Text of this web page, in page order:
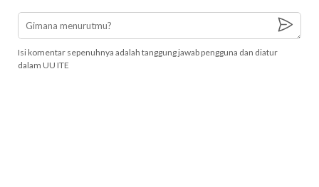
Isi komentar sepenuhnya adalah tanggung jawab pengguna dan diatur
dalam UU ITE